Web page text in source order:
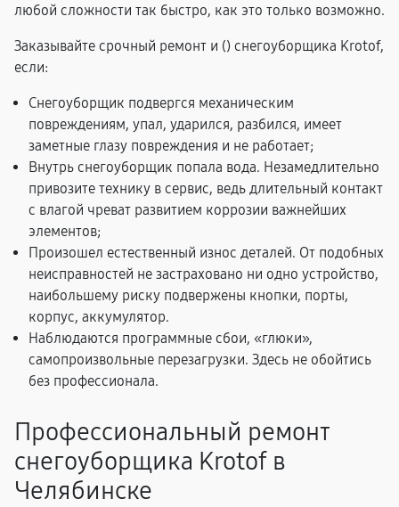
любой сложности так быстро, как это только возможно.
Заказывайте срочный ремонт и () снегоуборщика Krotof,
если:
Снегоуборщик подвергся механическим
повреждениям, упал, ударился, разбился, имеет
заметные глазу повреждения и не работает;
Внутрь снегоуборщик попала вода. Незамедлительно
привозите технику в сервис, ведь длительный контакт
с влагой чреват развитием коррозии важнейших
элементов;
Произошел естественный износ деталей. От подобных
неисправностей не застраховано ни одно устройство,
наибольшему риску подвержены кнопки, порты,
корпус, аккумулятор.
Наблюдаются программные сбои, «глюки»,
самопроизвольные перезагрузки. Здесь не обойтись
без профессионала.
Профессиональный ремонт
снегоуборщика Krotof в
Челябинске